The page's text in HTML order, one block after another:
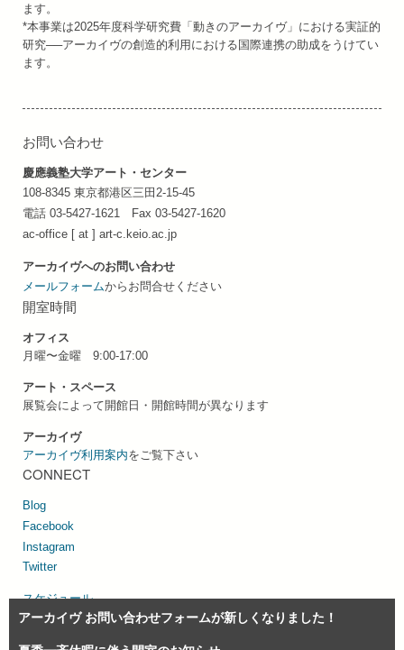
ます。
*本事業は2025年度科学研究費「動きのアーカイヴ」における実証的
研究──アーカイヴの創造的利用における国際連携の助成をうけてい
ます。
お問い合わせ
慶應義塾大学アート・センター
108-8345 東京都港区三田2-15-45
電話 03-5427-1621 Fax 03-5427-1620
ac-office [ at ] art-c.keio.ac.jp
アーカイヴへのお問い合わせ
メールフォームからお問合せください
開室時間
オフィス
月曜〜金曜 9:00-17:00
アート・スペース
展覧会によって開館日・開館時間が異なります
アーカイヴ
アーカイヴ利用案内をご覧下さい
CONNECT
Blog
Facebook
Instagram
Twitter
スケジュール
サイトマップ
アーカイヴ お問い合わせフォームが新しくなりました！